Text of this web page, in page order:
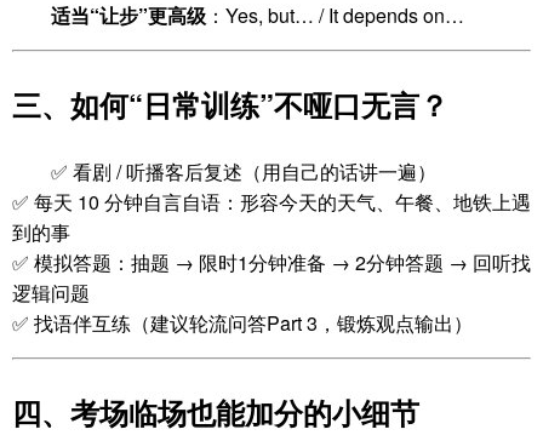
适当“让步”更高级 ：Yes, but… / It depends on…
三、如何“日常训练”不哑口无言？
✅ 看剧 / 听播客后复述（用自己的话讲一遍）
✅ 每天 10 分钟自言自语：形容今天的天气、午餐、地铁上遇
到的事
✅ 模拟答题：抽题 → 限时1分钟准备 → 2分钟答题 → 回听找
逻辑问题
✅ 找语伴互练（建议轮流问答Part 3，锻炼观点输出）
四、考场临场也能加分的小细节